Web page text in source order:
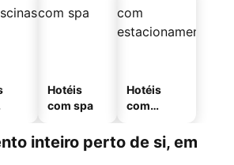
Hotéis
com spa
Hotéis
com
mento
inteiro perto de si, em